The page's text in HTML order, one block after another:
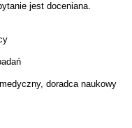
jest doceniana.
doradca naukowy